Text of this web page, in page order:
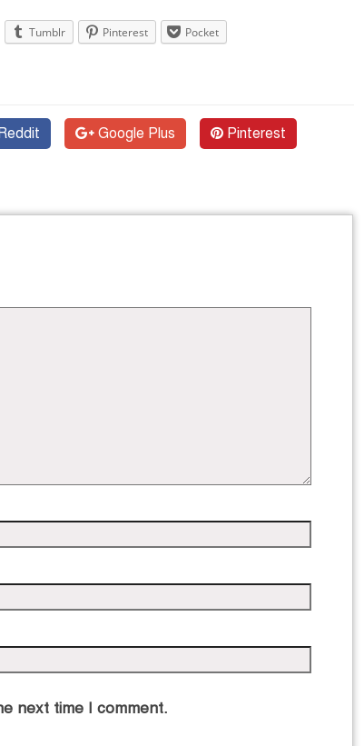
Tumblr Pinterest Pocket
Google Plus Pinterest
next time I comment.